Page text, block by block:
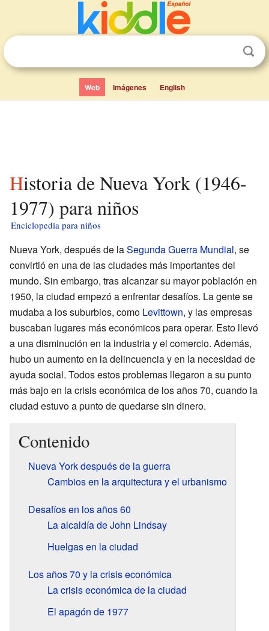
Web Imágenes English
Historia de Nueva York (1946-
1977) para niños
Enciclopedia para niños
Nueva York, después de laSegunda Guerra Mundial, se
convirtió en una de las ciudades más importantes del
mundo. Sin embargo, tras alcanzar su mayor población en
1950, la ciudad empezó a enfrentar desafíos. La gente se
mudaba a los suburbios, como Levittown, y las empresas
buscaban lugares más económicos para operar. Esto llevó
a una disminución en la industria y el comercio. Además,
hubo un aumento en la delincuencia y en la necesidad de
ayuda social. Todos estos problemas llegaron a su punto
más bajo en la crisis económica de los años 70, cuando la
ciudad estuvo a punto de quedarse sin dinero.
Contenido
Nueva York después de la guerra
Cambios en la arquitectura y el urbanismo
Desafíos en los años 60
La alcaldía de John Lindsay
Huelgas en la ciudad
Los años 70 y la crisis económica
La crisis económica de la ciudad
El apagón de 1977